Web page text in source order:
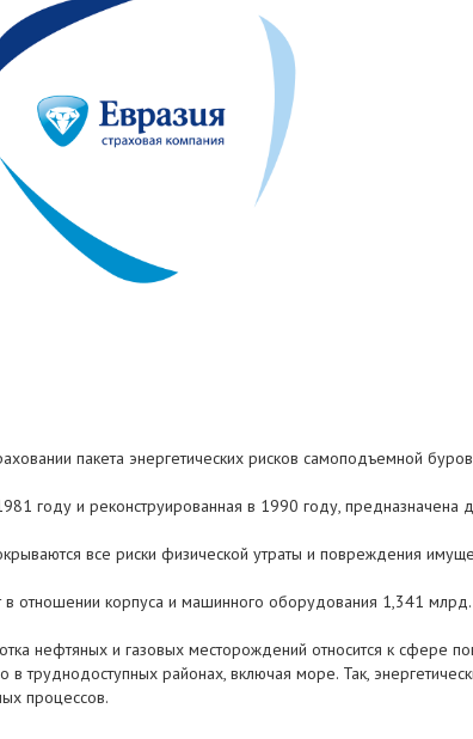
пакета энергетических рисков самоподъемной
году и реконструированная в 1990 году,
все риски физической утраты и повреждения
в отношении корпуса и машинного оборудования 1,341
нефтяных и газовых месторождений относится к сфере
труднодоступных районах, включая море. Так,
процессов.